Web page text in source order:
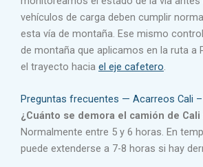
vehículos de carga deben cumplir
esta vía de montaña. Ese mismo
de montaña que aplicamos en la ruta a
el trayecto hacia el eje cafetero.
Preguntas frecuentes — Acarreos Cali
¿Cuánto se demora el camión de Cali
Normalmente entre 5 y 6 horas. En
puede extenderse a 7-8 horas si hay